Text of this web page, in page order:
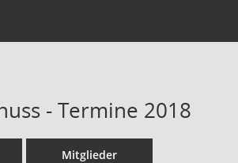
- Termine 2018
Mitglieder